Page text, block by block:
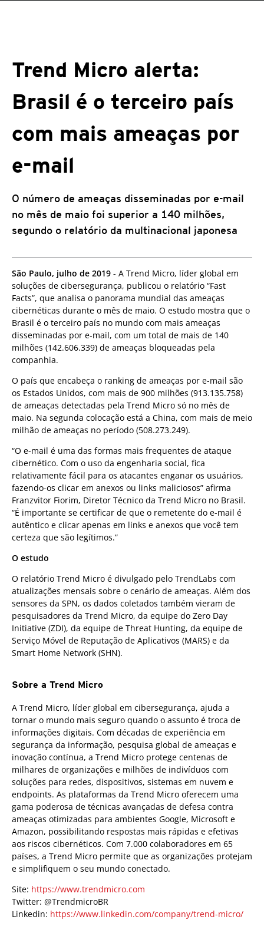
Trend Micro alerta:
Brasil é o terceiro país
com mais ameaças por
e-mail
O número de ameaças disseminadas por e-mail
no mês de maio foi superior a 140 milhões,
segundo o relatório da multinacional japonesa
São Paulo, julho de 2019 - A Trend Micro, líder global em
soluções de cibersegurança, publicou o relatório “Fast
Facts”, que analisa o panorama mundial das ameaças
cibernéticas durante o mês de maio. O estudo mostra que o
Brasil é o terceiro país no mundo com mais ameaças
disseminadas por e-mail, com um total de mais de 140
milhões (142.606.339) de ameaças bloqueadas pela
companhia.
O país que encabeça o ranking de ameaças por e-mail são
os Estados Unidos, com mais de 900 milhões (913.135.758)
de ameaças detectadas pela Trend Micro só no mês de
maio. Na segunda colocação está a China, com mais de meio
milhão de ameaças no período (508.273.249).
“O e-mail é uma das formas mais frequentes de ataque
cibernético. Com o uso da engenharia social, fica
relativamente fácil para os atacantes enganar os usuários,
fazendo-os clicar em anexos ou links maliciosos” afirma
Franzvitor Fiorim, Diretor Técnico da Trend Micro no Brasil.
“É importante se certificar de que o remetente do e-mail é
autêntico e clicar apenas em links e anexos que você tem
certeza que são legítimos.”
O estudo
O relatório Trend Micro é divulgado pelo TrendLabs com
atualizações mensais sobre o cenário de ameaças. Além dos
sensores da SPN, os dados coletados também vieram de
pesquisadores da Trend Micro, da equipe do Zero Day
Initiative (ZDI), da equipe de Threat Hunting, da equipe de
Serviço Móvel de Reputação de Aplicativos (MARS) e da
Smart Home Network (SHN).
Sobre a Trend Micro
A Trend Micro, líder global em cibersegurança, ajuda a
tornar o mundo mais seguro quando o assunto é troca de
informações digitais. Com décadas de experiência em
segurança da informação, pesquisa global de ameaças e
inovação contínua, a Trend Micro protege centenas de
milhares de organizações e milhões de indivíduos com
soluções para redes, dispositivos, sistemas em nuvem e
endpoints. As plataformas da Trend Micro oferecem uma
gama poderosa de técnicas avançadas de defesa contra
ameaças otimizadas para ambientes Google, Microsoft e
Amazon, possibilitando respostas mais rápidas e efetivas
aos riscos cibernéticos. Com 7.000 colaboradores em 65
países, a Trend Micro permite que as organizações protejam
e simplifiquem o seu mundo conectado.
Site: https://www.trendmicro.com
Twitter: @TrendmicroBR
Linkedin: https://www.linkedin.com/company/trend-micro/